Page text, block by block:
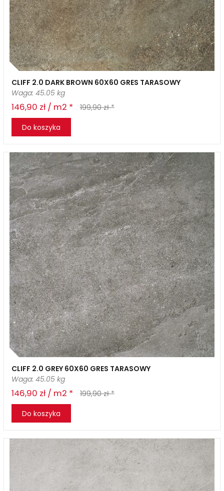
CLIFF 2.0 DARK BROWN 60X60 GRES TARASOWY
Waga: 45.05 kg
146,90 zł / m2 *
199,90 zł *
Do koszyka
CLIFF 2.0 GREY 60X60 GRES TARASOWY
Waga: 45.05 kg
146,90 zł / m2 *
199,90 zł *
Do koszyka